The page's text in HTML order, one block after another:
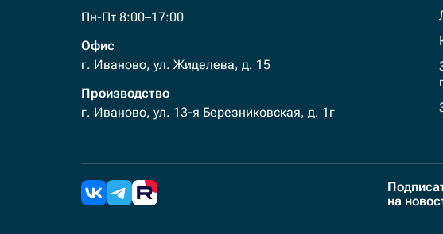
Пн-Пт 8:00–17:00
Офис
г. Иваново, ул. Жиделева, д. 15
Производство
г. Иваново, ул. 13-я Березниковская, д. 1г
на